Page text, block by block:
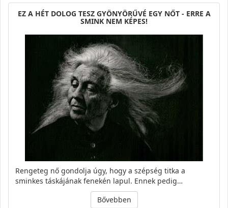
EZ A HÉT DOLOG TESZ GYÖNYÖRŰVÉ EGY NŐT - ERRE A
SMINK NEM KÉPES!
Rengeteg nő gondolja úgy, hogy a szépség titka a
sminkes táskájának fenekén lapul. Ennek pedig…
Bővebben